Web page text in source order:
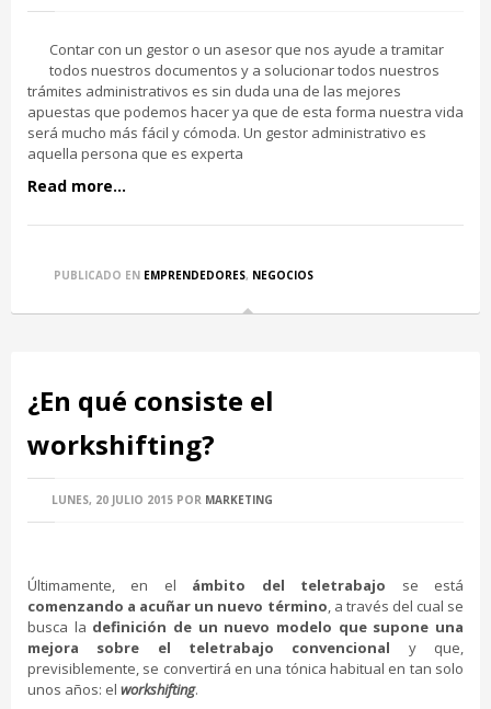
Contar con un gestor o un asesor que nos ayude a tramitar
todos nuestros documentos y a solucionar todos nuestros
trámites administrativos es sin duda una de las mejores
apuestas que podemos hacer ya que de esta forma nuestra vida
será mucho más fácil y cómoda. Un gestor administrativo es
aquella persona que es experta
Read more...
PUBLICADO EN EMPRENDEDORES, NEGOCIOS
¿En qué consiste el
workshifting?
LUNES, 20 JULIO 2015 POR MARKETING
Últimamente, en el ámbito del teletrabajo se está
comenzando a acuñar un nuevo término , a través del cual se
busca la definición de un nuevo modelo que supone una
mejora sobre el teletrabajo convencional y que,
previsiblemente, se convertirá en una tónica habitual en tan solo
unos años: el workshifting.